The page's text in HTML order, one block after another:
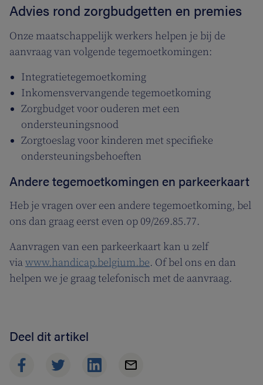
Advies rond zorgbudgetten en premies
Onze maatschappelijk werkers helpen je bij de
aanvraag van volgende tegemoetkomingen:
Integratietegemoetkoming
Inkomensvervangende tegemoetkoming
Zorgbudget voor ouderen met een
ondersteuningsnood
Zorgtoeslag voor kinderen met specifieke
ondersteuningsbehoeften
Andere tegemoetkomingen en parkeerkaart
Heb je vragen over een andere tegemoetkoming, bel
ons dan graag eerst even op 09/269.85.77.
Aanvragen van een parkeerkaart kan u zelf
viawww.handicap.belgium.be. Of bel ons en dan
helpen we je graag telefonisch met de aanvraag.
Deel dit artikel